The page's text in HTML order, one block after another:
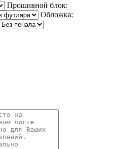
Прошивной блок:
Обложка: